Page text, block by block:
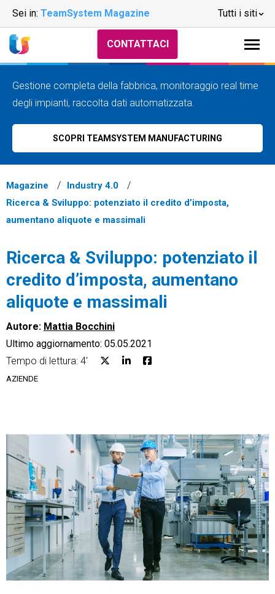
Sei in: TeamSystem Magazine Tutti i siti
Ecommerce
Financial Solutions
Trust Services
TeamSystem Corporate
TeamSystem Store
CONTATTACI
Gestione completa della fabbrica, monitoraggio real time
degli impianti, raccolta dati automatizzata.
SCOPRI TEAMSYSTEM MANUFACTURING
Magazine
Industry 4.0
Ricerca & Sviluppo: potenziato il credito d’imposta,
aumentano aliquote e massimali
Ricerca & Sviluppo: potenziato il
credito d’imposta, aumentano
aliquote e massimali
Autore: Mattia Bocchini
Ultimo aggiornamento: 05.05.2021
Tempo di lettura: 4'
AZIENDE